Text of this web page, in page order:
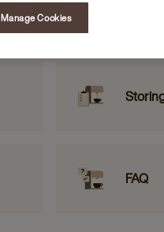
FAQ
Manage Cookies